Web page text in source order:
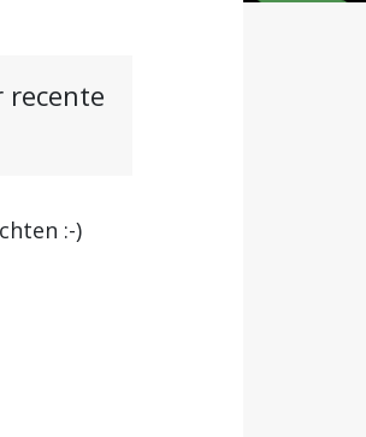
recente
:-)